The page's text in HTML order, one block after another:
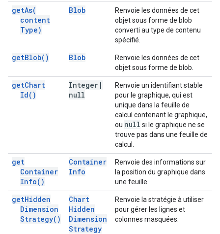
getAs(
content
Type)
Blob
Renvoie les données de cet
objet sous forme de blob
converti au type de contenu
spécifié.
getBlob( ) Blob
Renvoie les données de cet
objet sous forme de blob.
getChart
Id( )
Integer |
null
Renvoie un identifiant stable
pour le graphique, qui est
unique dans la feuille de
calcul contenant le graphique,
ou null si le graphique ne se
trouve pas dans une feuille de
calcul.
get
Container
Info( )
Container
Info
Renvoie des informations sur
la position du graphique dans
une feuille.
getHidden
Dimension
Strategy( )
Chart
Hidden
Dimension
Strategy
Renvoie la stratégie à utiliser
pour gérer les lignes et
colonnes masquées.